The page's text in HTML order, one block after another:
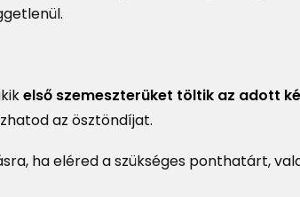
első szemeszterüket töltik az adott
az ösztöndíjat.
ha eléred a szükséges ponthatárt,
Jelentkezés 2026/2027